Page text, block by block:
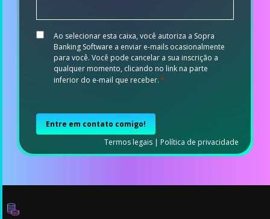
ConsentAo selecionar esta caixa, você autoriza a Sopra
Banking Software a enviar e-mails ocasionalmente
para você. Você pode cancelar a sua inscrição a
qualquer momento, clicando no link na parte
inferior do e-mail que receber.*
Termos legais | Política de privacidade